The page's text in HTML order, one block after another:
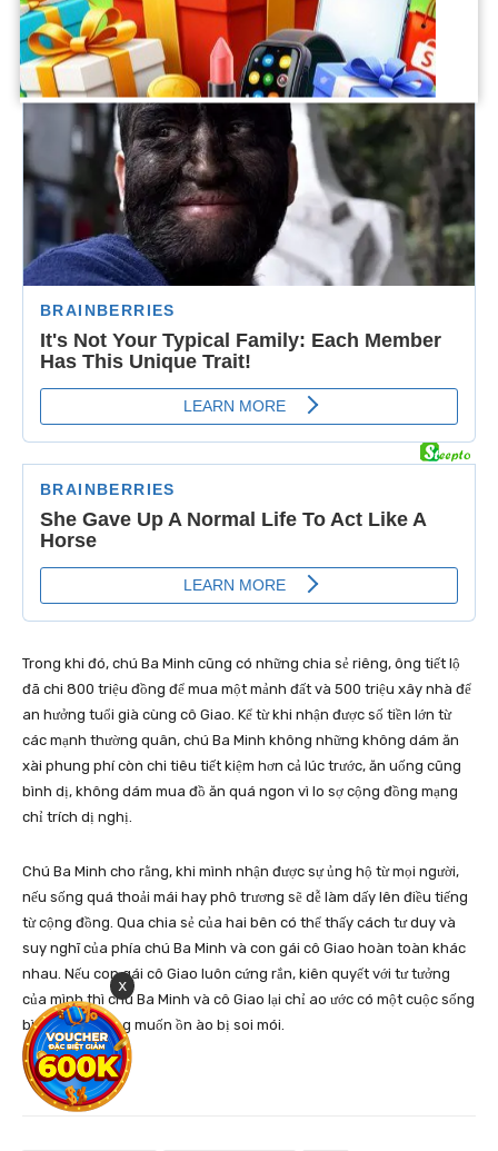
Trong khi đó, chú Ba Minh cũng có những chia sẻ riêng, ông tiết lộ
đã chi 800 triệu đồng để mua một mảnh đất và 500 triệu xây nhà để
an hưởng tuổi già cùng cô Giao. Kể từ khi nhận được số tiền lớn từ
các mạnh thường quân, chú Ba Minh không những không dám ăn
xài phung phí còn chi tiêu tiết kiệm hơn cả lúc trước, ăn uống cũng
bình dị, không dám mua đồ ăn quá ngon vì lo sợ cộng đồng mạng
chỉ trích dị nghị.
Chú Ba Minh cho rằng, khi mình nhận được sự ủng hộ từ mọi người,
nếu sống quá thoải mái hay phô trương sẽ dễ làm dấy lên điều tiếng
từ cộng đồng. Qua chia sẻ của hai bên có thể thấy cách tư duy và
suy nghĩ của phía chú Ba Minh và con gái cô Giao hoàn toàn khác
nhau. Nếu con gái cô Giao luôn cứng rắn, kiên quyết với tư tưởng
của mình thì chú Ba Minh và cô Giao lại chỉ ao ước có một cuộc sống
bình yên, không muốn ồn ào bị soi mói.
x